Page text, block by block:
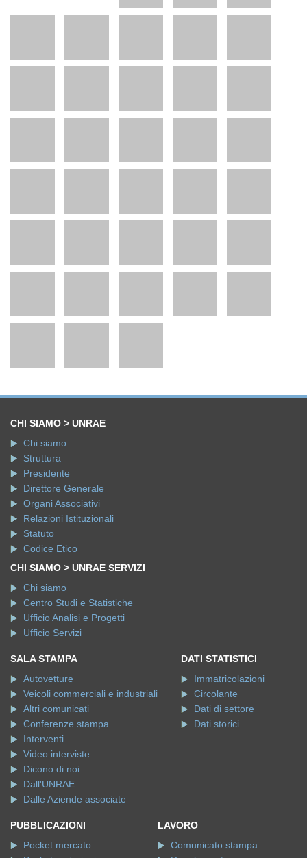
CHI SIAMO > UNRAE
Chi siamo
Struttura
Presidente
Direttore Generale
Organi Associativi
Relazioni Istituzionali
Statuto
Codice Etico
CHI SIAMO > UNRAE SERVIZI
Chi siamo
Centro Studi e Statistiche
Ufficio Analisi e Progetti
Ufficio Servizi
SALA STAMPA
Autovetture
Veicoli commerciali e industriali
Altri comunicati
Conferenze stampa
Interventi
Video interviste
Dicono di noi
Dall'UNRAE
Dalle Aziende associate
DATI STATISTICI
Immatricolazioni
Circolante
Dati di settore
Dati storici
PUBBLICAZIONI
Pocket mercato
LAVORO
Comunicato stampa